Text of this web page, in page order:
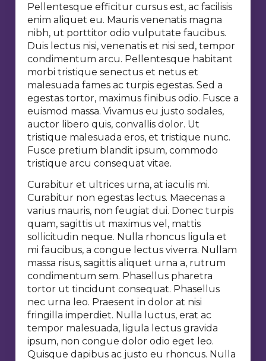
Pellentesque efficitur cursus est, ac facilisis
enim aliquet eu. Mauris venenatis magna
nibh, ut porttitor odio vulputate faucibus.
Duis lectus nisi, venenatis et nisi sed, tempor
condimentum arcu. Pellentesque habitant
morbi tristique senectus et netus et
malesuada fames ac turpis egestas. Sed a
egestas tortor, maximus finibus odio. Fusce a
euismod massa. Vivamus eu justo sodales,
auctor libero quis, convallis dolor. Ut
tristique malesuada eros, et tristique nunc.
Fusce pretium blandit ipsum, commodo
tristique arcu consequat vitae.
Curabitur et ultrices urna, at iaculis mi.
Curabitur non egestas lectus. Maecenas a
varius mauris, non feugiat dui. Donec turpis
quam, sagittis ut maximus vel, mattis
sollicitudin neque. Nulla rhoncus ligula et
mi faucibus, a congue lectus viverra. Nullam
massa risus, sagittis aliquet urna a, rutrum
condimentum sem. Phasellus pharetra
tortor ut tincidunt consequat. Phasellus
nec urna leo. Praesent in dolor at nisi
fringilla imperdiet. Nulla luctus, erat ac
tempor malesuada, ligula lectus gravida
ipsum, non congue dolor odio eget leo.
Quisque dapibus ac justo eu rhoncus. Nulla